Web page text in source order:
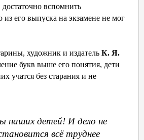
вспомнить
из его выпуска на экзамене не мог
художник и издатель К. Я.
букв выше его понятия, дети
учатся без старания и не
наших детей! И дело не
всё труднее